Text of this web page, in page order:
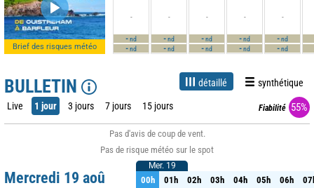
Brief des risques météo
-
-nd
-nd
-
-nd
-nd
-
-nd
-nd
-
-nd
-nd
-
-nd
-nd
BULLETIN détaillé synthétique
Live 1 jour 3 jours 7 jours 15 jours Fiabilité 55%
Pas d'avis de coup de vent.
Pas de risque météo sur le spot
Mercredi 19 aoû
Mer. 19
00h 01h 02h 03h 04h 05h 06h
Mer. 19
00h 01h 02h 03h 04h 05h 06h